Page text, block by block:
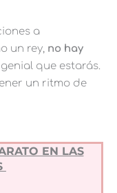
a
un rey, no hay
que estarás.
un ritmo de
EN LAS